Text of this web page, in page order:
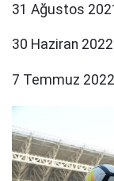
31 Ağustos
30 Haziran 2022
7 Temmuz 2022